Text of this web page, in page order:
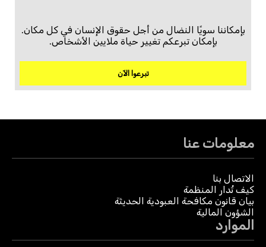
بإمكاننا سويًا النضال من أجل حقوق الإنسان في كل مكان.
بإمكان تبرعكم تغيير حياة ملايين الأشخاص.
تبرعوا الآن
معلومات عنا
الاتصال بنا
كيف تُدار المنظمة
بيان قانون مكافحة العبودية الحديثة
الشؤون المالية
الموارد